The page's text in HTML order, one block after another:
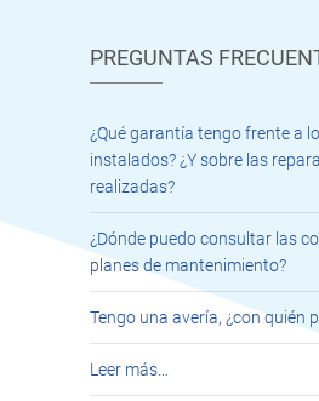
PREGUNTAS
¿Qué garantía tengo frente a
instalados? ¿Y sobre las
realizadas?
¿Dónde puedo consultar las
planes de mantenimiento?
Tengo una avería, ¿con quién
Leer más…